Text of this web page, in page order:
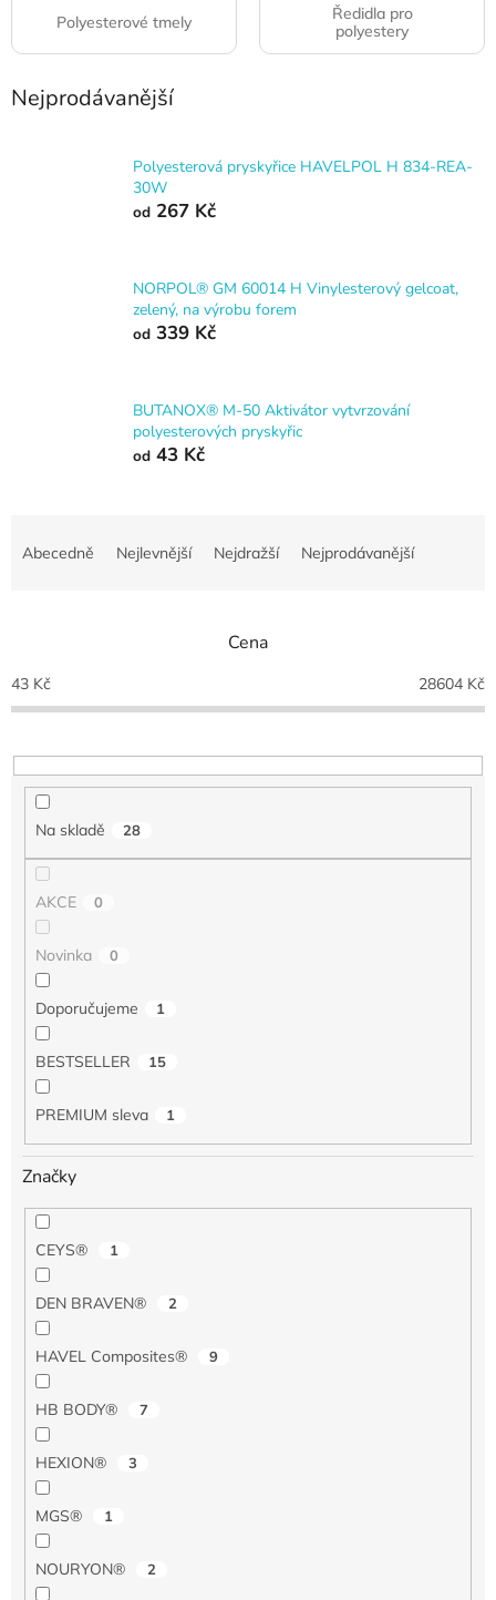
Polyesterové tmely
Ředidla pro
polyestery
Nejprodávanější
Polyesterová pryskyřice HAVELPOL H 834-REA-
30W
od 267 Kč
NORPOL® GM 60014 H Vinylesterový gelcoat,
zelený, na výrobu forem
od 339 Kč
BUTANOX® M-50 Aktivátor vytvrzování
polyesterových pryskyřic
od 43 Kč
p
r
o
u
Abecedně Nejlevnější Nejdražší Nejprodávanější
Cena
43 Kč 28604 Kč
Na skladě 28
AKCE 0
Novinka 0
Doporučujeme 1
BESTSELLER 15
PREMIUM sleva 1
Značky
CEYS® 1
DEN BRAVEN® 2
HAVEL Composites® 9
HB BODY® 7
HEXION® 3
MGS® 1
NOURYON® 2